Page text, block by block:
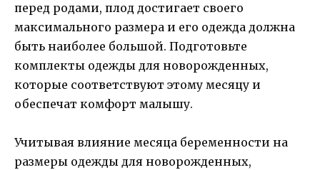
перед родами, плод достигает своего
максимального размера и его одежда должна
быть наиболее большой. Подготовьте
комплекты одежды для новорожденных,
которые соответствуют этому месяцу и
обеспечат комфорт малышу.
Учитывая влияние месяца беременности на
размеры одежды для новорожденных,